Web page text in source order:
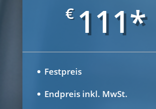
€ 111*
Festpreis
Endpreis inkl. MwSt.